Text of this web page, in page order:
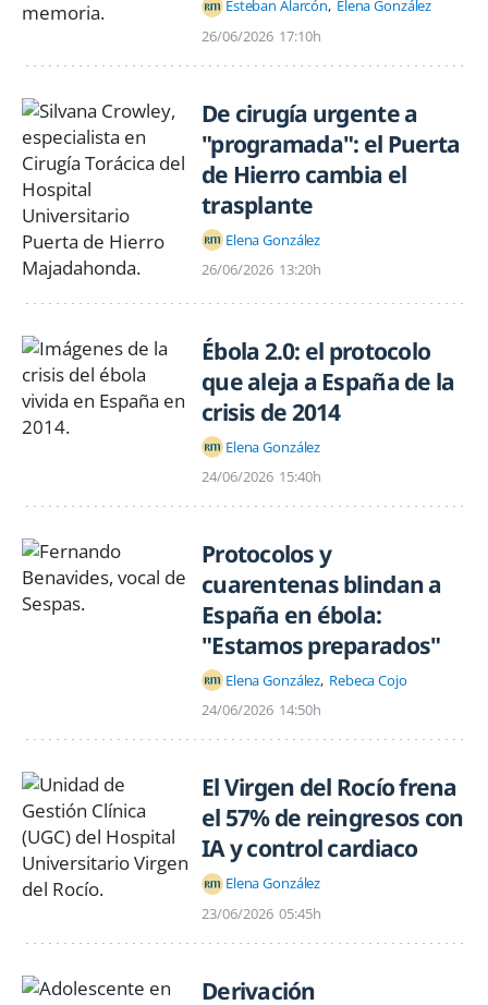
Esteban Alarcón Elena González
26/06/2026 17:10h
De cirugía urgente a
"programada": el Puerta
de Hierro cambia el
trasplante
Elena González
26/06/2026 13:20h
Ébola 2.0: el protocolo
que aleja a España de la
crisis de 2014
Elena González
24/06/2026 15:40h
Protocolos y
cuarentenas blindan a
España en ébola:
"Estamos preparados"
Elena González Rebeca Cojo
24/06/2026 14:50h
El Virgen del Rocío frena
el 57% de reingresos con
IA y control cardiaco
Elena González
23/06/2026 05:45h
Derivación